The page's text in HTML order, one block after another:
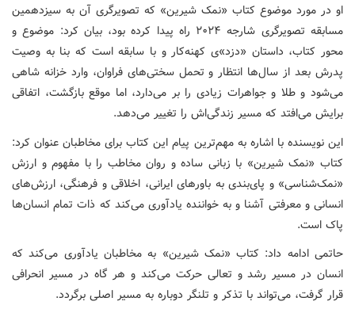
او در مورد موضوع کتاب «نمک شیرین» که تصویرگری آن به سیزدهمین
مسابقه تصویرگری شارجه ۲۰۲۴ راه پیدا کرده بود، بیان کرد: موضوع و
محور کتاب، داستان «دزد»ی کهنه‌کار و با سابقه است که بنا به وصیت
پدرش بعد از سال‌ها انتظار و تحمل سختی‌های فراوان، وارد خزانه شاهی
می‌شود و طلا و جواهرات زیادی را بر می‌دارد، اما موقع بازگشت، اتفاقی
برایش می‌افتد که مسیر زندگی‌اش را تغییر می‌دهد.
این نویسنده با اشاره به مهم‌ترین پیام این کتاب برای مخاطبان عنوان کرد:
کتاب «نمک شیرین» با زبانی ساده و روان مخاطب را با مفهوم و ارزش
«نمک‌شناسی» و پای‌بندی به باورهای ایرانی، اخلاقی و فرهنگی، ارزش‌های
انسانی و معرفتی آشنا و به خواننده یادآوری می‌کند که ذات تمام انسان‌ها
پاک است.
حاتمی ادامه داد: کتاب «نمک شیرین» به مخاطبان یادآوری می‌کند که
انسان در مسیر رشد و تعالی حرکت می‌کند و هر گاه در مسیر انحرافی
قرار گرفت، می‌تواند با تذکر و تلنگر دوباره به مسیر اصلی برگردد.